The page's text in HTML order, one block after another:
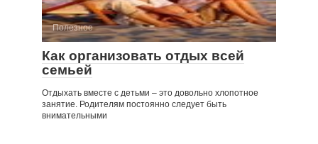
Полезное
Как организовать отдых всей
семьей
Отдыхать вместе с детьми – это довольно хлопотное
занятие. Родителям постоянно следует быть
внимательными